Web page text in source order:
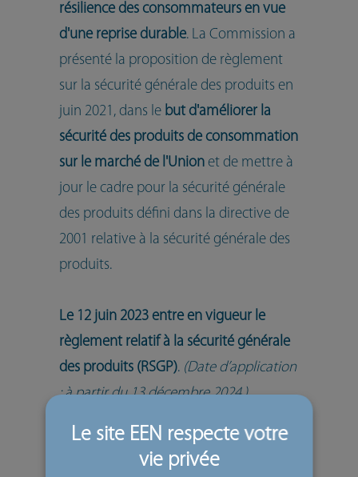
résilience des consommateurs en vue
d'une reprise durable. La Commission a
présenté la proposition de règlement
sur la sécurité générale des produits en
juin 2021, dans le but d'améliorer la
sécurité des produits de consommation
sur le marché de l'Unionet de mettre à
jour le cadre pour la sécurité générale
des produits défini dans la directive de
2001 relative à la sécurité générale des
produits.
Le 12 juin 2023 entre en vigueur le
règlement relatif à la sécurité générale
des produits (RSGP).(Date d’application
: à partir du 13 décembre 2024.)
Les nouvelles règlesvisent à réagir aux
changements sociétaux majeurs qui